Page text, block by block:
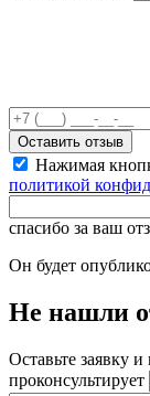
Оставить отзыв
Нажимая
политикой
спасибо за ваш
Он будет
Не нашли
Оставьте заявку
проконсультирует